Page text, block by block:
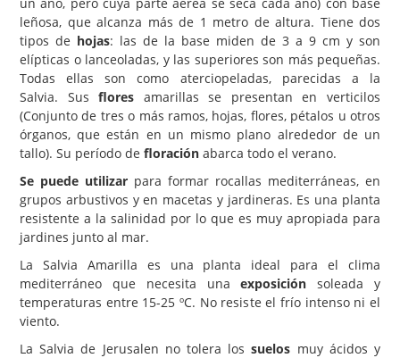
leñosa, que alcanza más de 1 metro de altura. Tiene dos
tipos de hojas: las de la base miden de 3 a 9 cm y son
elípticas o lanceoladas, y las superiores son más pequeñas.
Todas ellas son como aterciopeladas, parecidas a la
Salvia. Susflores amarillas se presentan en verticilos
(Conjunto de tres o más ramos, hojas, flores, pétalos u otros
órganos, que están en un mismo plano alrededor de un
tallo). Su período de floración abarca todo el verano.
Se puede utilizar para formar rocallas mediterráneas, en
grupos arbustivos y en macetas y jardineras. Es una planta
resistente a la salinidad por lo que es muy apropiada para
jardines junto al mar.
La Salvia Amarilla es una planta ideal para el clima
mediterráneo que necesita unaexposición soleada y
temperaturas entre 15-25 ºC. No resiste el frío intenso ni el
viento.
La Salvia de Jerusalen no tolera lossuelos muy ácidos y